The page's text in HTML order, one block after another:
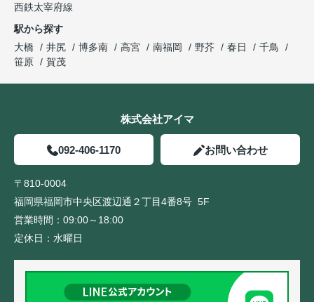
西鉄太宰府線
駅から探す
大橋
井尻 博多南 高宮 南福岡 野芥 春日
千鳥
笹原
賀茂
株式会社アイマ
092-406-1170 お問い合わせ
〒810-0004
福岡県福岡市中央区渡辺通２丁目4番8号 5F
営業時間： 09:00～18:00
定休日： 水曜日